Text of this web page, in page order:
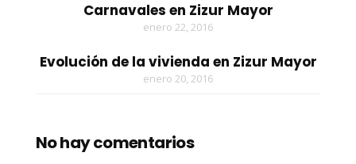
Carnavales en Zizur Mayor
enero 22, 2016
Evolución de la vivienda en Zizur Mayor
enero 20, 2016
No hay comentarios